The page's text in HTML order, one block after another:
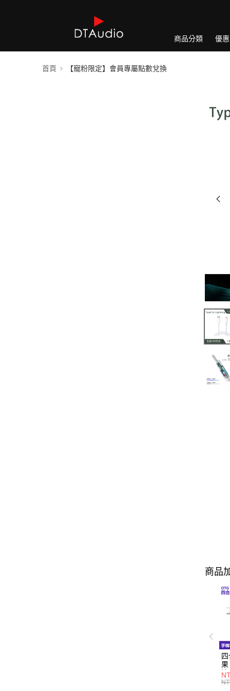
商品分類 優
首頁 【寵粉限定】會員專屬點數兌換
商品
果
適